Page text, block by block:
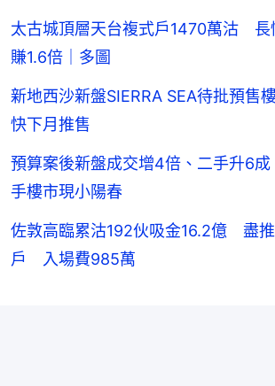
太古城頂層天台複式戶1470萬沽 長
賺1.6倍｜多圖
新地西沙新盤SIERRA SEA待批預
快下月推售
預算案後新盤成交增4倍、二手升6
手樓市現小陽春
佐敦高臨累沽192伙吸金16.2億 盡
戶 入場費985萬